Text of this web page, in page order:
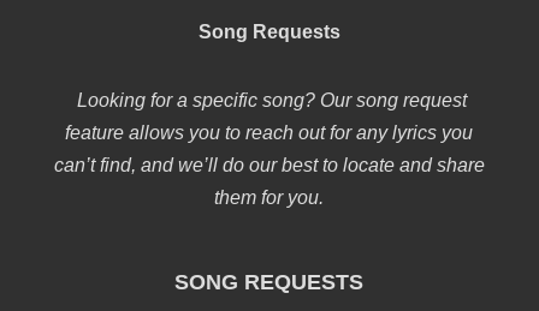
Song Requests
Looking for a specific song? Our song request
feature allows you to reach out for any lyrics you
can’t find, and we’ll do our best to locate and share
them for you.
SONG REQUESTS